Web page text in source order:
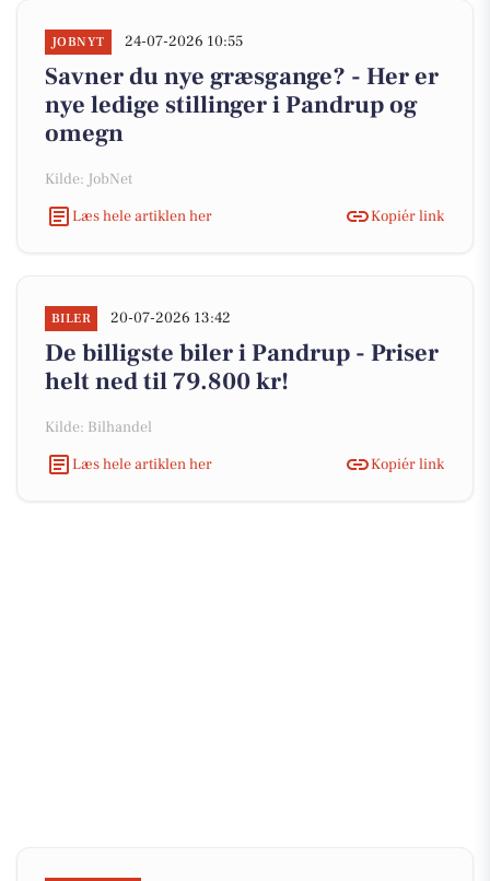
JOBNYT 24-07-2026 10:55
Savner du nye græsgange? - Her er
nye ledige stillinger i Pandrup og
omegn
Kilde: JobNet
Læs hele artiklen her
Kopiér link
BILER 20-07-2026 13:42
De billigste biler i Pandrup - Priser
helt ned til 79.800 kr!
Kilde: Bilhandel
Læs hele artiklen her
Kopiér link